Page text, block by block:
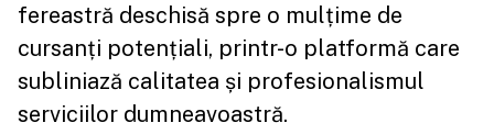
fereastră deschisă spre o mulțime de
cursanți potențiali, printr-o platformă care
subliniază calitatea și profesionalismul
serviciilor dumneavoastră.